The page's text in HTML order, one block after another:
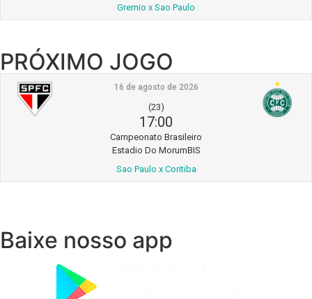
Gremio x Sao Paulo
PRÓXIMO JOGO
16 de agosto de 2026
(23)
17:00
Campeonato Brasileiro
Estadio Do MorumBIS
Sao Paulo x Coritiba
Baixe nosso app